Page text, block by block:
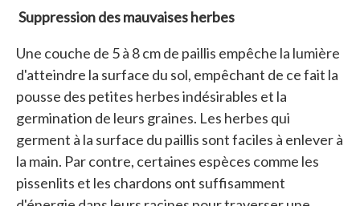
Suppression des mauvaises herbes
Une couche de 5 à 8 cm de paillis empêche la lumière
d'atteindre la surface du sol, empêchant de ce fait la
pousse des petites herbes indésirables et la
germination de leurs graines. Les herbes qui
germent à la surface du paillis sont faciles à enlever à
la main. Par contre, certaines espèces comme les
pissenlits et les chardons ont suffisamment